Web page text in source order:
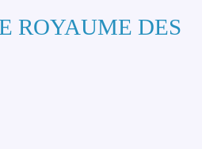
ROYAUME DES